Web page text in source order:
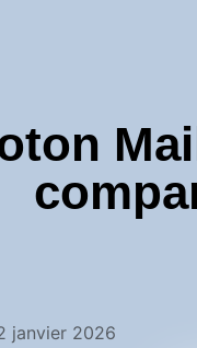
janvier 2026